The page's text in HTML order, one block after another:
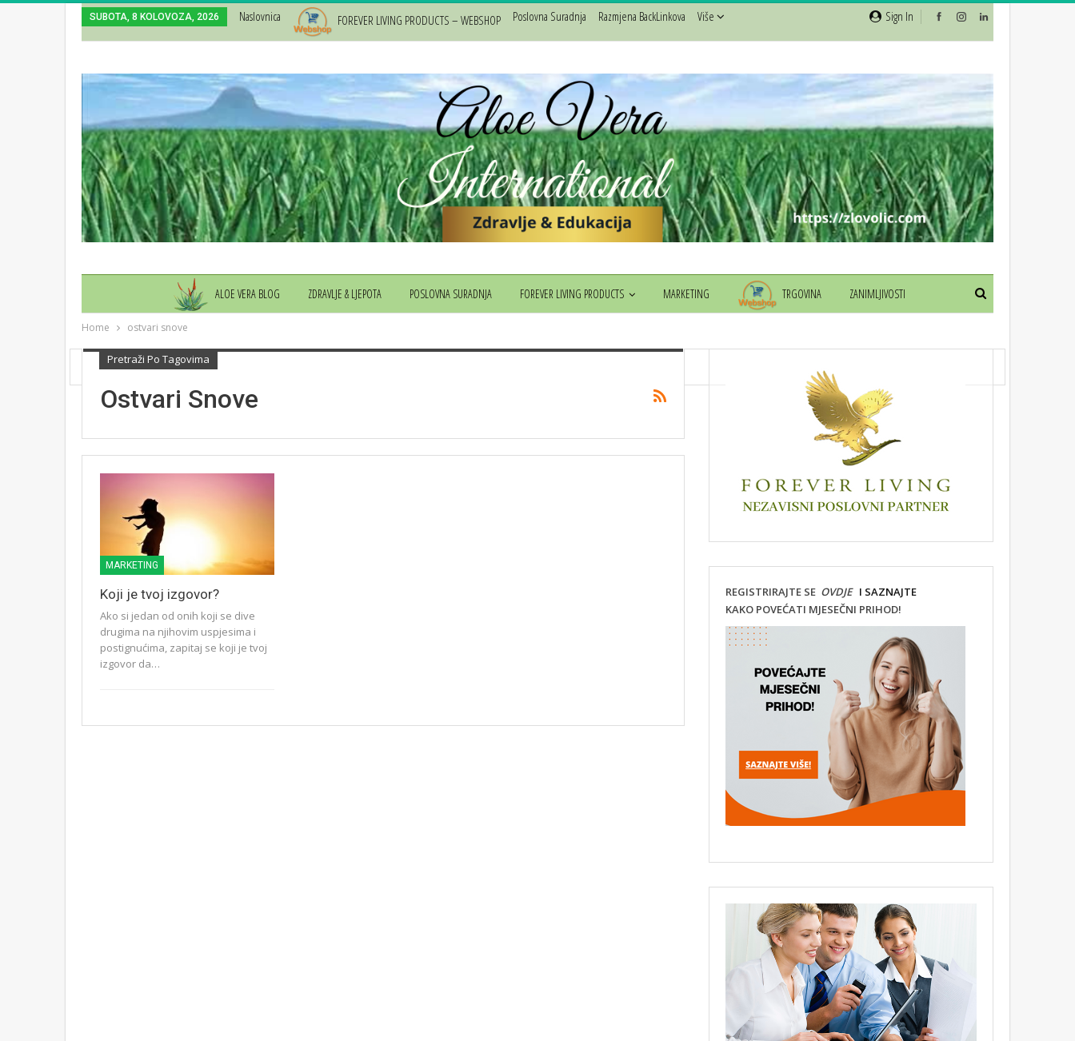
Sign In
SUBOTA, 8 KOLOVOZA, 2026 Naslovnica FOREVER LIVING PRODUCTS – WEBSHOP Poslovna Suradnja Razmjena BackLinkova Više
ALOE VERA BLOG ZDRAVLJE & LJEPOTA POSLOVNA SURADNJA FOREVER LIVING PRODUCTS MARKETING TRGOVINA ZANIMLJIVOSTI
Home ostvari snove
Pretraži Po Tagovima
Ostvari Snove
MARKETING
Koji je tvoj izgovor?
Ako si jedan od onih koji se dive
drugima na njihovim uspjesima i
postignućima, zapitaj se koji je tvoj
izgovor da…
REGISTRIRAJTE SE OVDJEI SAZNAJTE
KAKO POVEĆATI MJESEČNI PRIHOD!